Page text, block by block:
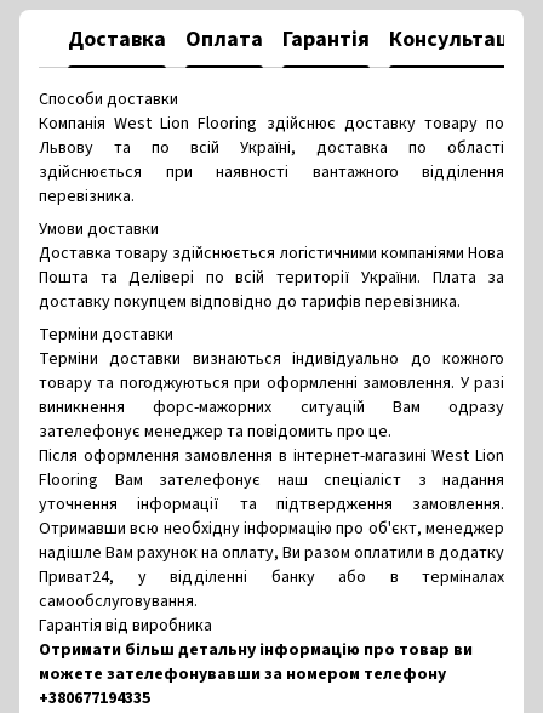
Доставка Оплата Гарантія Консультація
Способи доставки
Компанія West Lion Flooring здійснює доставку товару по
Львову та по всій Україні, доставка по області
здійснюється при наявності вантажного відділення
перевізника.
Умови доставки
Доставка товару здійснюється логістичними компаніями Нова
Пошта та Делівері по всій території України. Плата за
доставку покупцем відповідно до тарифів перевізника.
Терміни доставки
Терміни доставки визнаються індивідуально до кожного
товару та погоджуються при оформленні замовлення. У разі
виникнення форс-мажорних ситуацій Вам одразу
зателефонує менеджер та повідомить про це.
Після оформлення замовлення в інтернет-магазині West Lion
Flooring Вам зателефонує наш спеціаліст з надання
уточнення інформації та підтвердження замовлення.
Отримавши всю необхідну інформацію про об'єкт, менеджер
надішле Вам рахунок на оплату, Ви разом оплатили в додатку
Приват24, у відділенні банку або в терміналах
самообслуговування.
Гарантія від виробника
Отримати більш детальну інформацію про товар ви
можете зателефонувавши за номером телефону
+380677194335